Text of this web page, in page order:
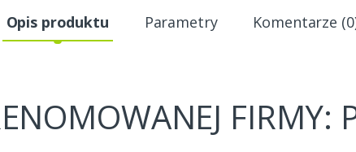
Opis produktu Parametry Komentarze
FIRMY: